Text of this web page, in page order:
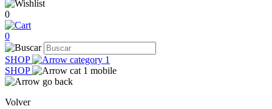
0
0
SHOP
SHOP
Volver